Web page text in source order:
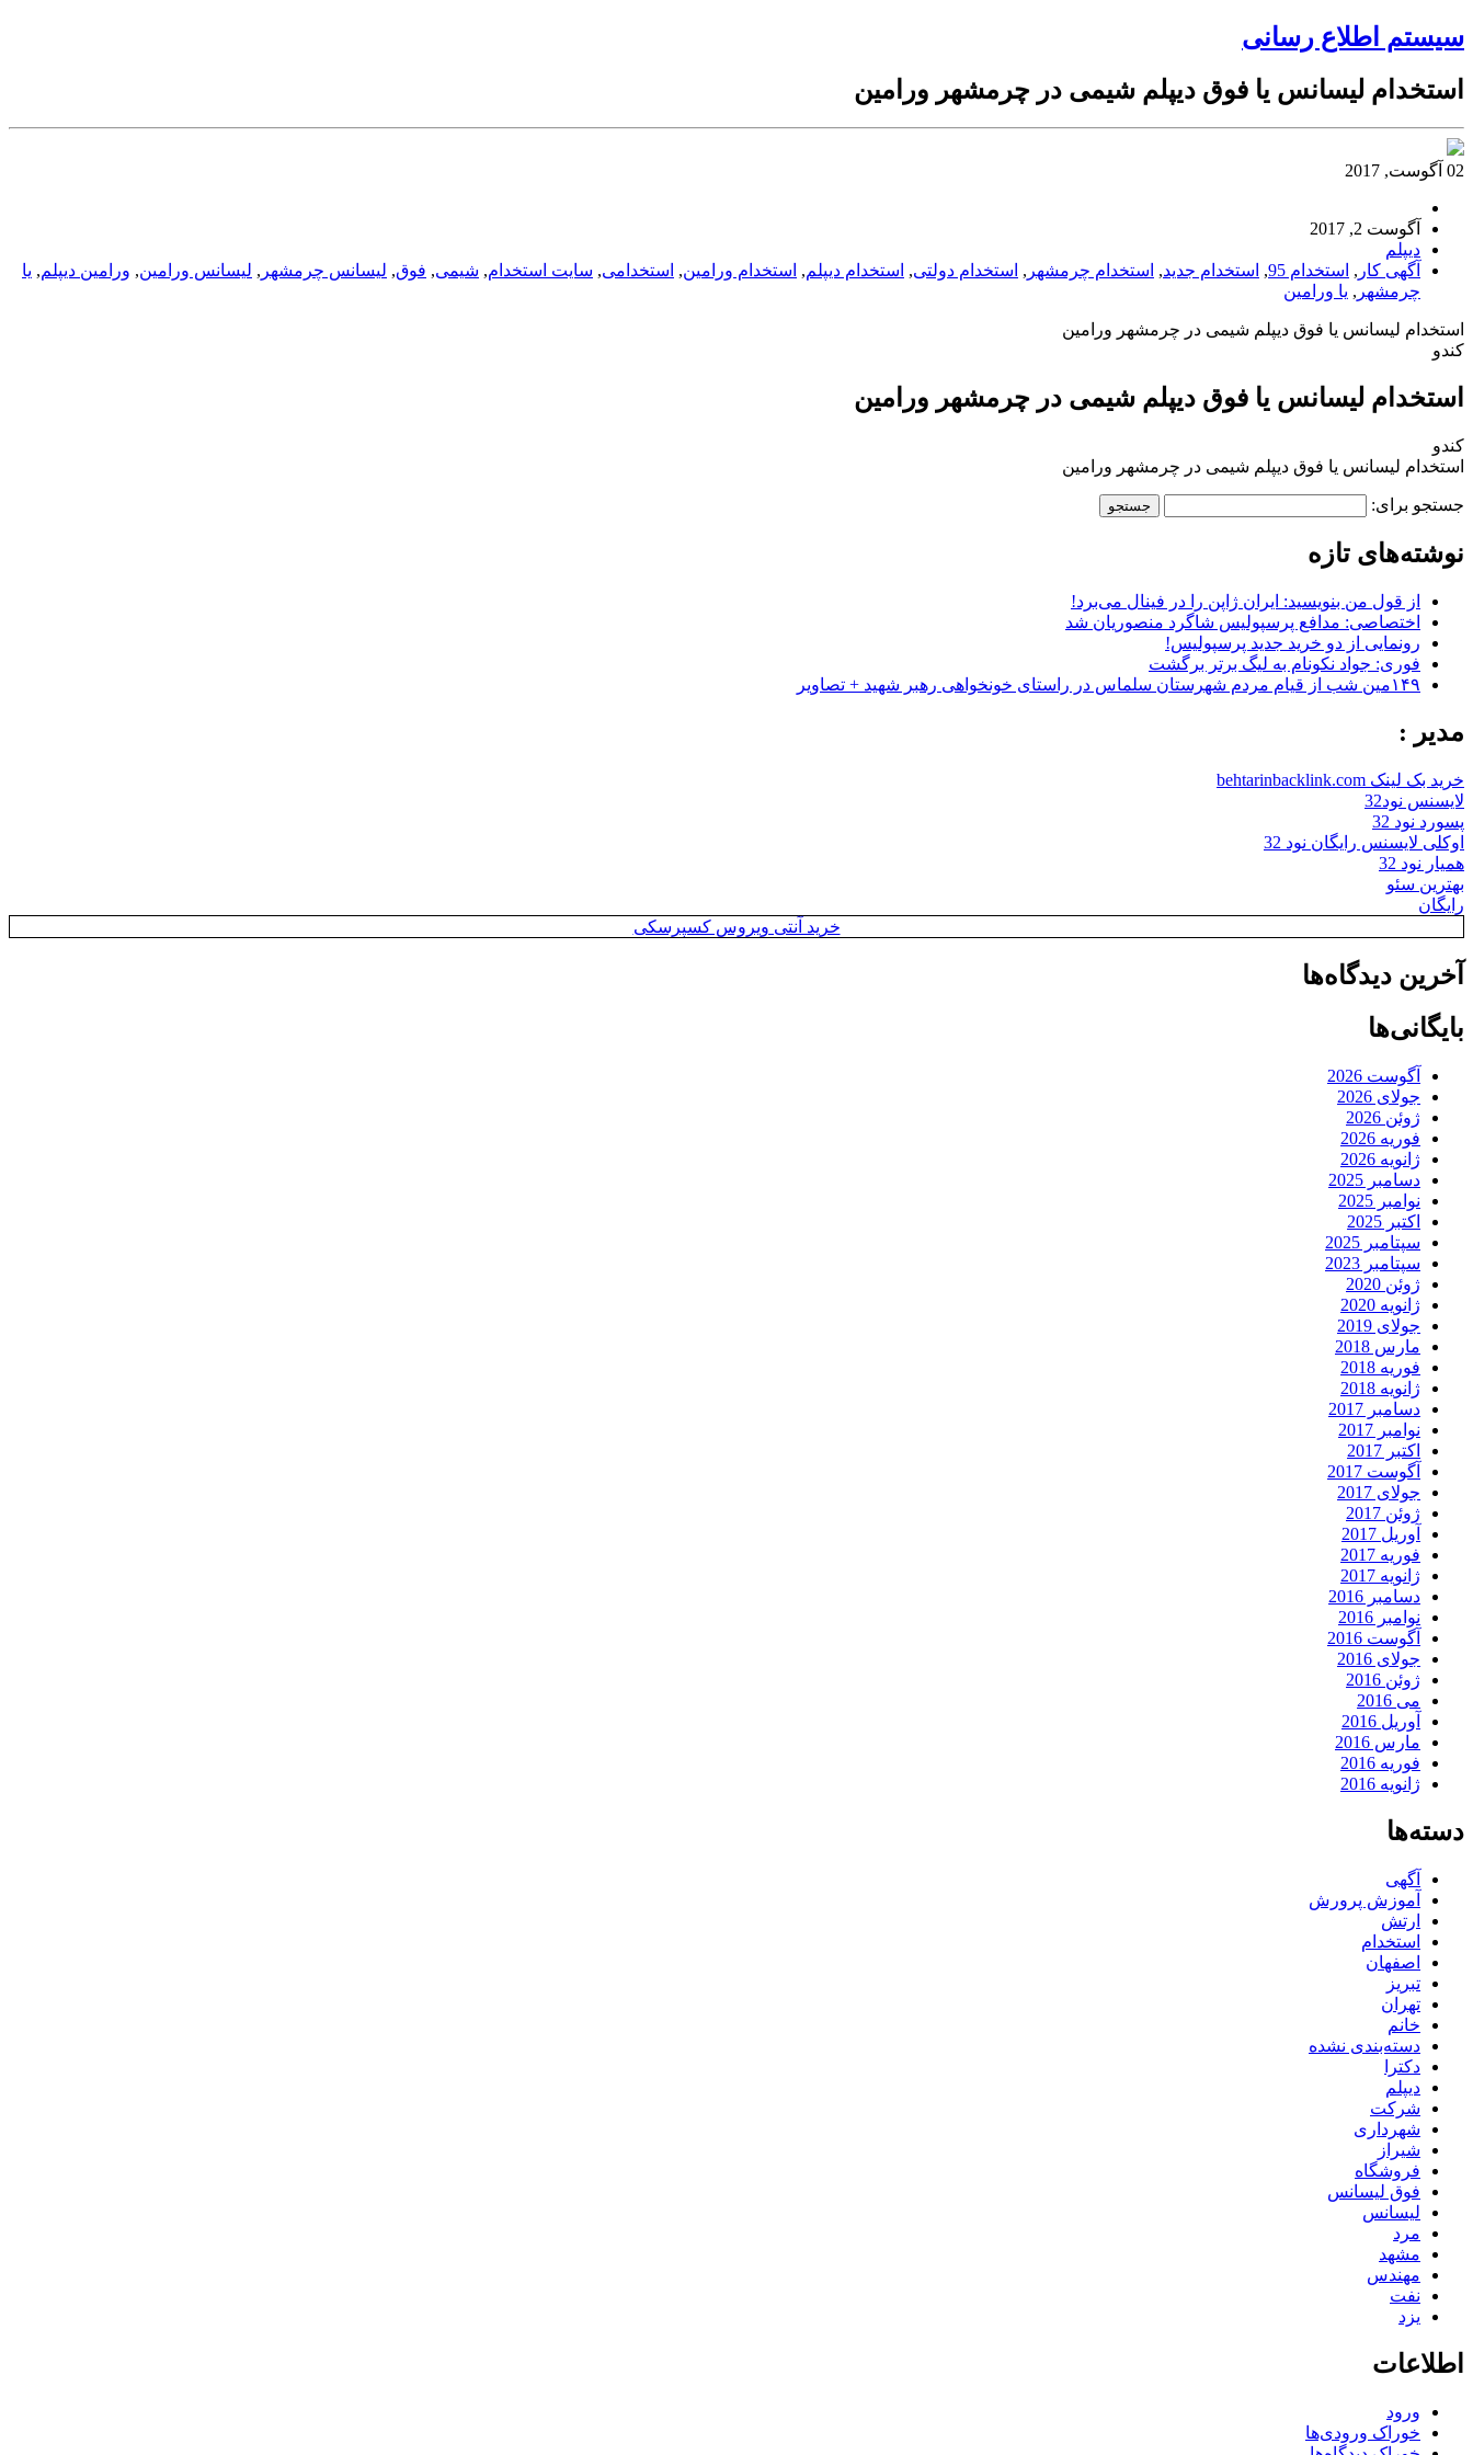
سیستم اطلاع رسانی
استخدام لیسانس یا فوق دیپلم شیمی در چرمشهر ورامین
02 آگوست, 2017
آگوست 2, 2017
دیپلم
آگهی کار , استخدام 95 , استخدام جدید, استخدام چرمشهر , استخدام دولتی, استخدام دیپلم, استخدام ورامین, استخدامی, سایت استخدام, شیمی, فوق, لیسانس چرمشهر , لیسانس ورامین, ورامین دیپلم, یا
چرمشهر , یا ورامین
استخدام لیسانس یا فوق دیپلم شیمی در چرمشهر ورامین
کندو
استخدام لیسانس یا فوق دیپلم شیمی در چرمشهر ورامین
کندو
استخدام لیسانس یا فوق دیپلم شیمی در چرمشهر ورامین
جستجو برای:
نوشته‌های تازه
از قول من بنویسید: ایران ژاپن را در فینال می‌برد!
اختصاصی: مدافع پرسپولیس شاگرد منصوریان شد
رونمایی از دو خرید جدید پرسپولیس!
فوری: جواد نکونام به لیگ برتر برگشت
۱۴۹مین شب از قیام مردم شهرستان سلماس در راستای خونخواهی رهبر شهید + تصاویر
مدیر :
خرید بک لینک behtarinbacklink.com
لایسنس نود32
پسورد نود 32
اوکلی لایسنس رایگان نود 32
همیار نود 32
بهترین سئو
رایگان
خرید آنتی ویروس کسپرسکی
آخرین دیدگاه‌ها
بایگانی‌ها
آگوست 2026
جولای 2026
ژوئن 2026
فوریه 2026
ژانویه 2026
دسامبر 2025
نوامبر 2025
اکتبر 2025
سپتامبر 2025
سپتامبر 2023
ژوئن 2020
ژانویه 2020
جولای 2019
مارس 2018
فوریه 2018
ژانویه 2018
دسامبر 2017
نوامبر 2017
اکتبر 2017
آگوست 2017
جولای 2017
ژوئن 2017
آوریل 2017
فوریه 2017
ژانویه 2017
دسامبر 2016
نوامبر 2016
آگوست 2016
جولای 2016
ژوئن 2016
می 2016
آوریل 2016
مارس 2016
فوریه 2016
ژانویه 2016
دسته‌ها
آگهی
آموزش پرورش
ارتش
استخدام
اصفهان
تبریز
تهران
خانم
دسته‌بندی نشده
دکترا
دیپلم
شرکت
شهرداری
شیراز
فروشگاه
فوق لیسانس
لیسانس
مرد
مشهد
مهندس
نفت
یزد
اطلاعات
ورود
خوراک ورودی‌ها